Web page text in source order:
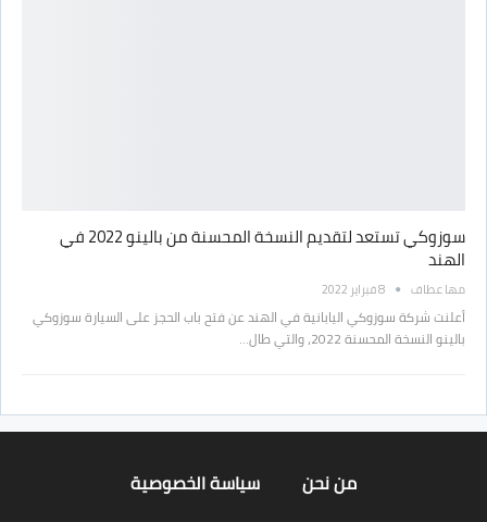
سوزوكي تستعد لتقديم النسخة المحسنة من بالينو 2022 في
الهند
مها عطاف 8 فبراير 2022
أعلنت شركة سوزوكي اليابانية في الهند عن فتح باب الحجز على السيارة سوزوكي
بالينو النسخة المحسنة 2022، والتي طال…
من نحن سياسة الخصوصية